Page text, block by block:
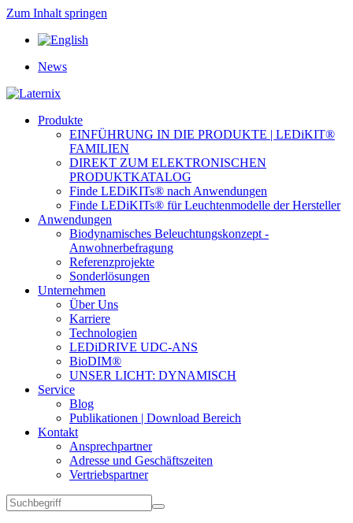
Zum Inhalt springen
News
Produkte
EINFÜHRUNG IN DIE PRODUKTE | LEDiKIT®
FAMILIEN
DIREKT ZUM ELEKTRONISCHEN
PRODUKTKATALOG
Finde LEDiKITs® nach Anwendungen
Finde LEDiKITs® für Leuchtenmodelle der Hersteller
Anwendungen
Biodynamisches Beleuchtungskonzept -
Anwohnerbefragung
Referenzprojekte
Sonderlösungen
Unternehmen
Über Uns
Karriere
Technologien
LEDiDRIVE UDC-ANS
BioDIM®
UNSER LICHT: DYNAMISCH
Service
Blog
Publikationen | Download Bereich
Kontakt
Ansprechpartner
Adresse und Geschäftszeiten
Vertriebspartner